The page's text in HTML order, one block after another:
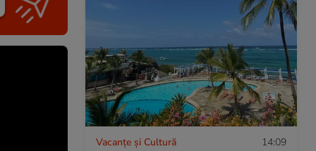
Vacanțe și Cultură 14:09